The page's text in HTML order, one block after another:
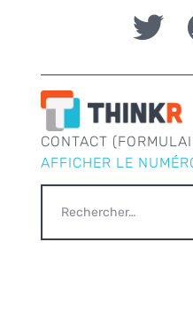
CONTACT
AFFICHER LE